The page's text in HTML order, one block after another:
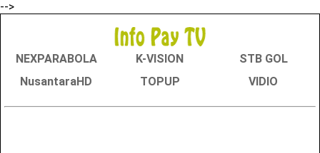
-->
NEXPARABOLA K-VISION
STB GOL
NusantaraHD
TOPUP VIDIO